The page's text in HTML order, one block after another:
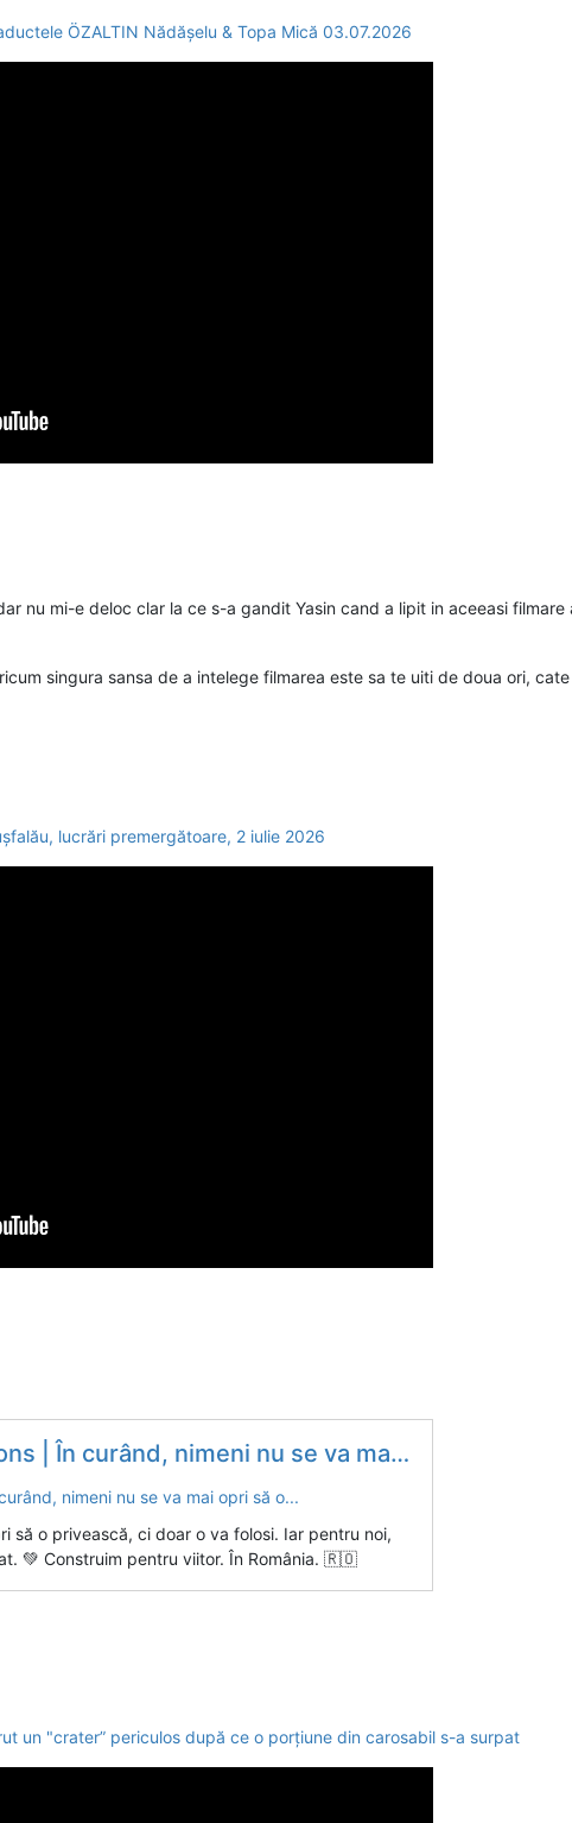
ÖZALTIN Nădășelu & Topa Mică 03.07.2026
nu mi-e deloc clar la ce s-a gandit Yasin cand a lipit in aceeasi
singura sansa de a intelege filmarea este sa te uiti de doua ori,
lucrări premergătoare, 2 iulie 2026
curând, nimeni nu se va mai opri să o...
să o privească, ci doar o va folosi. Iar pentru noi,
💚 Construim pentru viitor. În România. 🇷🇴
un "crater” periculos după ce o porțiune din carosabil s-a surpat